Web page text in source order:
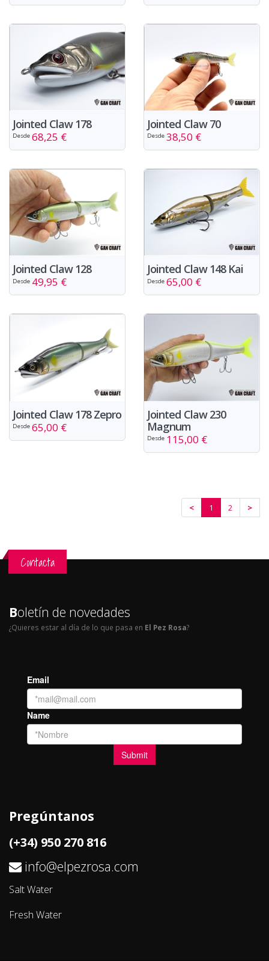
Jointed Claw 178
Desde 68,25 €
Jointed Claw 70
Desde 38,50 €
Jointed Claw 128
Desde 49,95 €
Jointed Claw 148 Kai
Desde 65,00 €
Jointed Claw 178 Zepro
Desde 65,00 €
Jointed Claw 230
Magnum
Desde 115,00 €
< 1 2 >
Contacta
Boletín de novedades
¿Quieres estar al día de lo que pasa en El Pez Rosa?
Pregúntanos
(+34) 950 270 816
info@elpezrosa.com
Salt Water
Fresh Water